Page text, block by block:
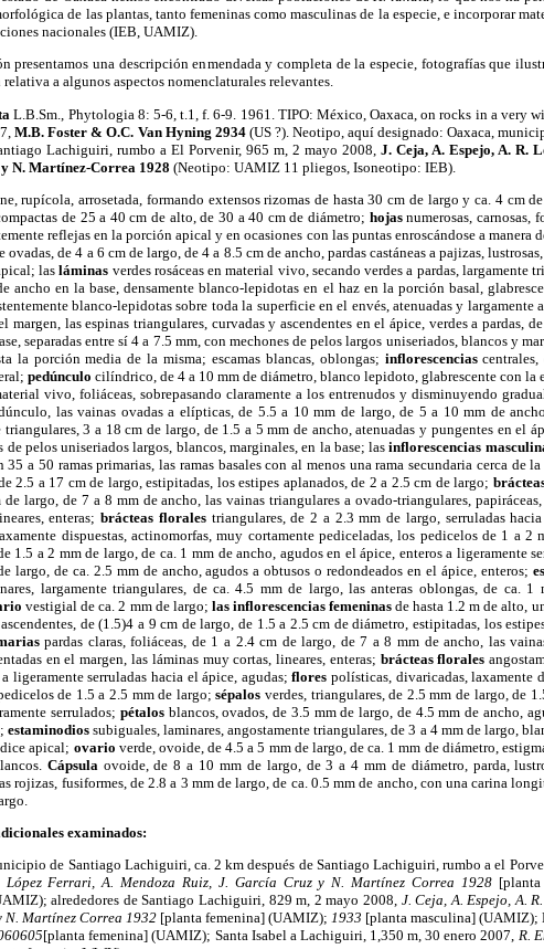
de las plantas, tanto femeninas como masculinas de la especie, e incorporar
nacionales (IEB, UAMIZ).
presentamos una descripción enmendada y completa de la especie, fotografías que
a algunos aspectos nomenclaturales relevantes.
L.B.Sm., Phytologia 8: 5-6, t.1, f. 6-9. 1961. TIPO: México, Oaxaca, on rocks in a very
M.B. Foster & O.C. Van Hyning 2934(US ?). Neotipo, aquí designado: Oaxaca,
Lachiguiri, rumbo a El Porvenir, 965 m, 2 mayo 2008, J. Ceja, A. Espejo, A. R.
N. Martínez-Correa 1928 (Neotipo: UAMIZ 11 pliegos, Isoneotipo: IEB).
rupícola, arrosetada, formando extensos rizomas de hasta 30 cm de largo y ca. 4 cm
de 25 a 40 cm de alto, de 30 a 40 cm de diámetro; hojasnumerosas, carnosas,
reflejas en la porción apical y en ocasiones con las puntas enroscándose a manera
ovadas, de 4 a 6 cm de largo, de 4 a 8.5 cm de ancho, pardas castáneas a pajizas,
lasláminas verdes rosáceas en material vivo, secando verdes a pardas, largamente
ancho en la base, densamente blanco-lepidotas en el haz en la porción basal,
blanco-lepidotas sobre toda la superficie en el envés, atenuadas y largamente
margen, las espinas triangulares, curvadas y ascendentes en el ápice, verdes a pardas,
separadas entre sí 4 a 7.5 mm, con mechones de pelos largos uniseriados, blancos y
la porción media de la misma; escamas blancas, oblongas; inflorescenciascentrales,
pedúnculo cilíndrico, de 4 a 10 mm de diámetro, blanco lepidoto, glabrescente con la
vivo, foliáceas, sobrepasando claramente a los entrenudos y disminuyendo
las vainas ovadas a elípticas, de 5.5 a 10 mm de largo, de 5 a 10 mm de
triangulares, 3 a 18 cm de largo, de 1.5 a 5 mm de ancho, atenuadas y pungentes en el
de pelos uniseriados largos, blancos, marginales, en la base; lasinflorescencias
a 50 ramas primarias, las ramas basales con al menos una rama secundaria cerca de
2.5 a 17 cm de largo, estipitadas, los estipes aplanados, de 2 a 2.5 cm de largo;
largo, de 7 a 8 mm de ancho, las vainas triangulares a ovado-triangulares,
enteras; brácteas floralestriangulares, de 2 a 2.3 mm de largo, serruladas
dispuestas, actinomorfas, muy cortamente pediceladas, los pedicelos de 1 a 2
1.5 a 2 mm de largo, de ca. 1 mm de ancho, agudos en el ápice, enteros a ligeramente
largo, de ca. 2.5 mm de ancho, agudos a obtusos o redondeados en el ápice, enteros;
largamente triangulares, de ca. 4.5 mm de largo, las anteras oblongas, de ca. 1
vestigial de ca. 2 mm de largo; las inflorescencias femeninasde hasta 1.2 m de alto,
de (1.5)4 a 9 cm de largo, de 1.5 a 2.5 cm de diámetro, estipitadas, los
pardas claras, foliáceas, de 1 a 2.4 cm de largo, de 7 a 8 mm de ancho, las
en el margen, las láminas muy cortas, lineares, enteras; brácteas florales
ligeramente serruladas hacia el ápice, agudas;flores polísticas, divaricadas, laxamente
de 1.5 a 2.5 mm de largo;sépalos verdes, triangulares, de 2.5 mm de largo, de
serrulados; pétalosblancos, ovados, de 3.5 mm de largo, de 4.5 mm de ancho,
estaminodios subiguales, laminares, angostamente triangulares, de 3 a 4 mm de largo,
apical; ovario verde, ovoide, de 4.5 a 5 mm de largo, de ca. 1 mm de diámetro,
Cápsula ovoide, de 8 a 10 mm de largo, de 3 a 4 mm de diámetro, parda,
rojizas, fusiformes, de 2.8 a 3 mm de largo, de ca. 0.5 mm de ancho, con una carina
examinados:
de Santiago Lachiguiri, ca. 2 km después de Santiago Lachiguiri, rumbo a el
López Ferrari, A. Mendoza Ruiz, J. García Cruz y N. Martínez Correa 1928[planta
alrededores de Santiago Lachiguiri, 829 m, 2 mayo 2008, J. Ceja, A. Espejo, A.
N. Martínez Correa 1932 [planta femenina] (UAMIZ); 1933 [planta masculina] (UAMIZ);
[planta femenina] (UAMIZ); Santa Isabel a Lachiguiri, 1,350 m, 30 enero 2007, R.